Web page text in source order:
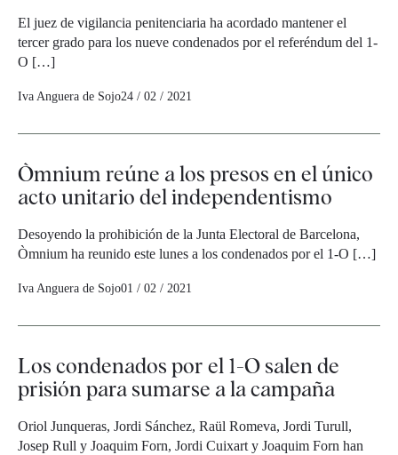
El juez de vigilancia penitenciaria ha acordado mantener el
tercer grado para los nueve condenados por el referéndum del 1-
O […]
Iva Anguera de Sojo24 / 02 / 2021
Òmnium reúne a los presos en el único
acto unitario del independentismo
Desoyendo la prohibición de la Junta Electoral de Barcelona,
Òmnium ha reunido este lunes a los condenados por el 1-O […]
Iva Anguera de Sojo01 / 02 / 2021
Los condenados por el 1-O salen de
prisión para sumarse a la campaña
Oriol Junqueras, Jordi Sánchez, Raül Romeva, Jordi Turull,
Josep Rull y Joaquim Forn, Jordi Cuixart y Joaquim Forn han